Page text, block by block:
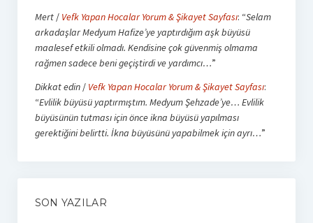
Mert/ Vefk Yapan Hocalar Yorum & Şikayet Sayfası: “Selam
arkadaşlar Medyum Hafize’ye yaptırdığım aşk büyüsü
maalesef etkili olmadı. Kendisine çok güvenmiş olmama
rağmen sadece beni geçiştirdi ve yardımcı…”
Dikkat edin/ Vefk Yapan Hocalar Yorum & Şikayet Sayfası:
“Evlilik büyüsü yaptırmıştım. Medyum Şehzade’ye… Evlilik
büyüsünün tutması için önce ikna büyüsü yapılması
gerektiğini belirtti. İkna büyüsünü yapabilmek için ayrı…”
SON YAZILAR